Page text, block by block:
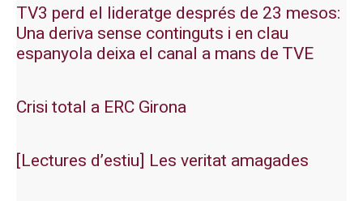
TV3 perd el lideratge després de 23 mesos:
Una deriva sense continguts i en clau
espanyola deixa el canal a mans de TVE
Crisi total a ERC Girona
[Lectures d’estiu] Les veritat amagades